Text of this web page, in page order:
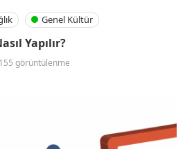
Genel Kültür
Yapılır?
görüntülenme